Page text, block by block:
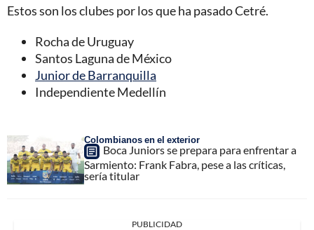
Estos son los clubes por los que ha pasado Cetré.
Rocha de Uruguay
Santos Laguna de México
Junior de Barranquilla
Independiente Medellín
Colombianos en el exterior
Boca Juniors se prepara para enfrentar a
Sarmiento: Frank Fabra, pese a las críticas,
sería titular
PUBLICIDAD